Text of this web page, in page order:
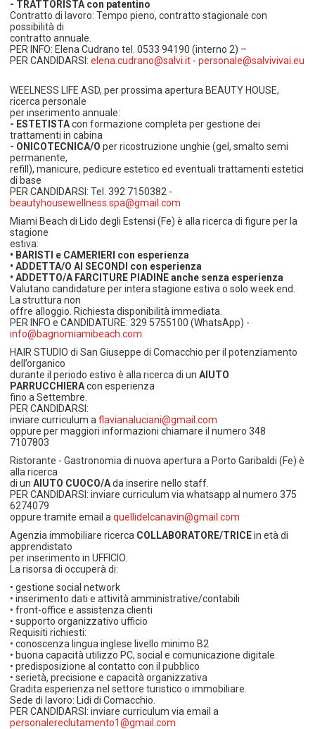
- TRATTORISTA con patentino
Contratto di lavoro: Tempo pieno, contratto stagionale con
possibilità di
contratto annuale.
PER INFO: Elena Cudrano tel. 0533 94190 (interno 2) –
PER CANDIDARSI:elena.cudrano@salvi.it -personale@salvivivai.eu
WEELNESS LIFE ASD, per prossima apertura BEAUTY HOUSE,
ricerca personale
per inserimento annuale:
- ESTETISTAcon formazione completa per gestione dei
trattamenti in cabina
- ONICOTECNICA/O per ricostruzione unghie (gel, smalto semi
permanente,
refill), manicure, pedicure estetico ed eventuali trattamenti estetici
di base
PER CANDIDARSI: Tel. 392 7150382 -
beautyhousewellness.spa@gmail.com
Miami Beach di Lido degli Estensi (Fe) è alla ricerca di figure per la
stagione
estiva:
• BARISTI e CAMERIERI con esperienza
• ADDETTA/O AI SECONDI con esperienza
• ADDETTO/A FARCITURE PIADINE anche senza esperienza
Valutano candidature per intera stagione estiva o solo week end.
La struttura non
offre alloggio. Richiesta disponibilità immediata.
PER INFO e CANDIDATURE: 329 5755100 (WhatsApp) -
info@bagnomiamibeach.com
HAIR STUDIO di San Giuseppe di Comacchio per il potenziamento
dell’organico
durante il periodo estivo è alla ricerca di un AIUTO
PARRUCCHIERAcon esperienza
fino a Settembre.
PER CANDIDARSI:
inviare curriculum a flavianaluciani@gmail.com
oppure per maggiori informazioni chiamare il numero 348
7107803
Ristorante - Gastronomia di nuova apertura a Porto Garibaldi (Fe) è
alla ricerca
di unAIUTO CUOCO/Ada inserire nello staff.
PER CANDIDARSI: inviare curriculum via whatsapp al numero 375
6274079
oppure tramite email aquellidelcanavin@gmail.com
Agenzia immobiliare ricerca COLLABORATORE/TRICEin età di
apprendistato
per inserimento in UFFICIO.
La risorsa di occuperà di:
• gestione social network
• inserimento dati e attività amministrative/contabili
• front-office e assistenza clienti
• supporto organizzativo ufficio
Requisiti richiesti:
• conoscenza lingua inglese livello minimo B2
• buona capacità utilizzo PC, social e comunicazione digitale.
• predisposizione al contatto con il pubblico
• serietà, precisione e capacità organizzativa
Gradita esperienza nel settore turistico o immobiliare.
Sede di lavoro: Lidi di Comacchio.
PER CANDIDARSI: inviare curriculum via email a
personalereclutamento1@gmail.com